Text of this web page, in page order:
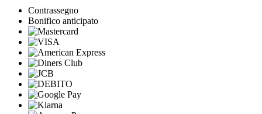
Contrassegno
Bonifico anticipato